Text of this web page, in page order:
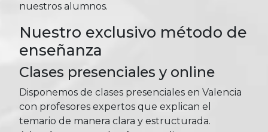
nuestros alumnos.
Nuestro exclusivo método de
enseñanza
Clases presenciales y online
Disponemos de clases presenciales en Valencia
con profesores expertos que explican el
temario de manera clara y estructurada.